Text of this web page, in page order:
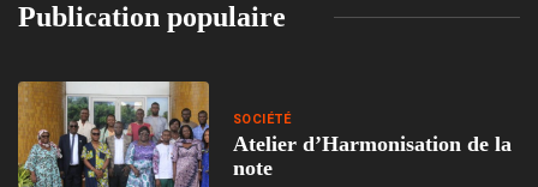
Publication populaire
SOCIÉTÉ
Atelier d’Harmonisation de la
note